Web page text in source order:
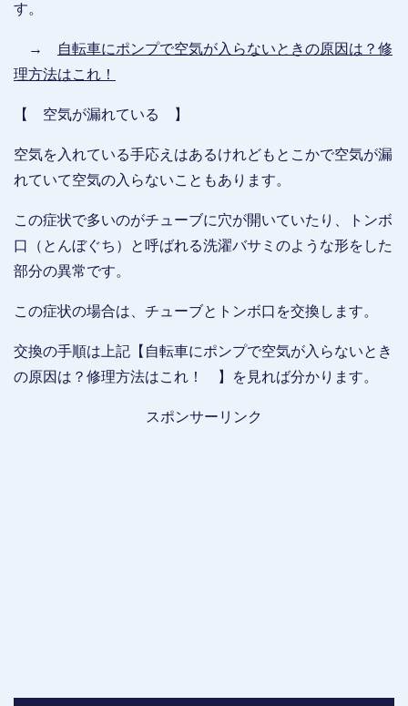
す。
→
自転車にポンプで空気が入らないときの原因は？修
理方法はこれ！
【 空気が漏れている 】
空気を入れている手応えはあるけれどもとこかで空気が漏
れていて空気の入らないこともあります。
この症状で多いのがチューブに穴が開いていたり、トンボ
口（とんぼぐち）と呼ばれる洗濯バサミのような形をした
部分の異常です。
この症状の場合は、チューブとトンボ口を交換します。
交換の手順は上記【自転車にポンプで空気が入らないとき
の原因は？修理方法はこれ！ 】を見れば分かります。
スポンサーリンク